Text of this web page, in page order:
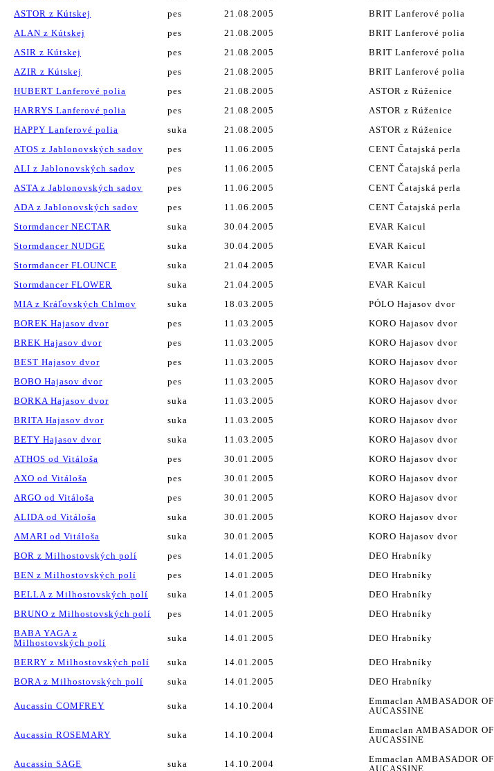
ASTOR z Kútskej
pes 21.08.2005 BRIT Lanferové polia
ALAN z Kútskej
pes 21.08.2005 BRIT Lanferové polia
ASIR z Kútskej
pes 21.08.2005 BRIT Lanferové polia
AZIR z Kútskej
pes 21.08.2005 BRIT Lanferové polia
HUBERT Lanferové polia
pes 21.08.2005 ASTOR z Rúženice
HARRYS Lanferové polia
pes 21.08.2005 ASTOR z Rúženice
HAPPY Lanferové polia
suka 21.08.2005 ASTOR z Rúženice
ATOS z Jablonovských sadov
pes 11.06.2005 CENT Čatajská perla
ALI z Jablonovských sadov
pes 11.06.2005 CENT Čatajská perla
ASTA z Jablonovských sadov
pes 11.06.2005 CENT Čatajská perla
ADA z Jablonovských sadov
pes 11.06.2005 CENT Čatajská perla
Stormdancer NECTAR
suka 30.04.2005 EVAR Kaicul
Stormdancer NUDGE
suka 30.04.2005 EVAR Kaicul
Stormdancer FLOUNCE
suka 21.04.2005 EVAR Kaicul
Stormdancer FLOWER
suka 21.04.2005 EVAR Kaicul
MIA z Kráľovských Chlmov
suka 18.03.2005 PÓLO Hajasov dvor
BOREK Hajasov dvor
pes 11.03.2005 KORO Hajasov dvor
BREK Hajasov dvor
pes 11.03.2005 KORO Hajasov dvor
BEST Hajasov dvor
pes 11.03.2005 KORO Hajasov dvor
BOBO Hajasov dvor
pes 11.03.2005 KORO Hajasov dvor
BORKA Hajasov dvor
suka 11.03.2005 KORO Hajasov dvor
BRITA Hajasov dvor
suka 11.03.2005 KORO Hajasov dvor
BETY Hajasov dvor
suka 11.03.2005 KORO Hajasov dvor
ATHOS od Vitáloša
pes 30.01.2005 KORO Hajasov dvor
AXO od Vitáloša
pes 30.01.2005 KORO Hajasov dvor
ARGO od Vitáloša
pes 30.01.2005 KORO Hajasov dvor
ALIDA od Vitáloša
suka 30.01.2005 KORO Hajasov dvor
AMARI od Vitáloša
suka 30.01.2005 KORO Hajasov dvor
BOR z Milhostovských polí
pes 14.01.2005 DEO Hrabníky
BEN z Milhostovských polí
pes 14.01.2005 DEO Hrabníky
BELLA z Milhostovských polí
suka 14.01.2005 DEO Hrabníky
BRUNO z Milhostovských polí
pes 14.01.2005 DEO Hrabníky
BABA YAGA z
Milhostovských polí
suka 14.01.2005 DEO Hrabníky
BERRY z Milhostovských polí suka 14.01.2005 DEO Hrabníky
BORA z Milhostovských polí
suka 14.01.2005 DEO Hrabníky
Aucassin COMFREY suka 14.10.2004
Emmaclan AMBASADOR OF
AUCASSINE
Aucassin ROSEMARY suka 14.10.2004
Emmaclan AMBASADOR OF
AUCASSINE
Aucassin SAGE suka 14.10.2004
Emmaclan AMBASADOR OF
AUCASSINE